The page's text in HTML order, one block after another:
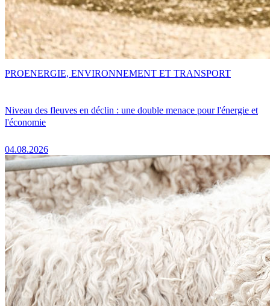
Niveau des fleuves en déclin : une double menace pour l'énergie et
l'économie
04.08.2026
PROENERGIE, ENVIRONNEMENT ET TRANSPORT